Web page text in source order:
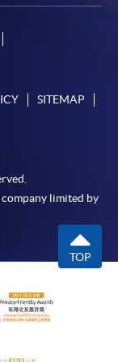
SITEMAP
limited by
TOP